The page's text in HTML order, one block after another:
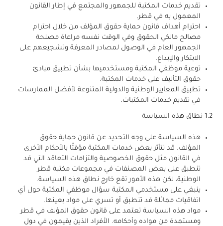
تقديم خدمات المكتبة للجمهور والمجتمع في إطار القانون
المعمول به في قطر.
احترام أهداف قانون حماية حقوق المؤلف من خلال احترام
مصالح مالكي الحقوق وفي الوقت نفسه مراعاة مصلحة
الجمهور العام في الوصول لمصادر المعرفة وتشجيعهم على
الابتكار والإبداع.
توعية موظفي المكتبة ومستخدميها بشأن تطبيق مبادئ
حقوق التأليف على خدمات المكتبة.
تطبيق المعايير الوطنية والدولية المتنوعة لأفضل الممارسات
في تقديم خدمات المكتبات.
هذه السياسة على وجه التحديد عن قانون حماية حقوق
المؤلف. قد تتأثر بعض خدمات المكتبة مؤقتًا بالأحكام الأخرى
في القانون مثل حقوق الخصوصية والتزامات التعاقد التي قد
تنطبق على بعض المصنفات في مجموعات مكتبة قطر
الوطنية، لكن هذه الأمور تقع خارج نطاق هذه السياسة.
ينبغي على مستخدمي المكتبة سؤال موظفي المكتبة حول أي
اتفاقيات مماثلة قد تنطبق أو تسري على مواد بعينها.
مواد هذه السياسة تعتمد على قانون حقوق المؤلف في قطر
ومستمدة من مواده وأحكامه. الأفراد الذين يقيمون في دول